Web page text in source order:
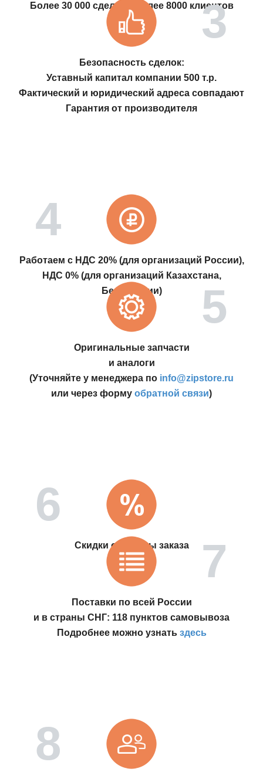
Более 30 000 сделок с более 8000 клиентов
Безопасность сделок:
Уставный капитал компании 500 т.р.
Фактический и юридический адреса совпадают
Гарантия от производителя
Работаем с НДС 20% (для организаций России),
НДС 0% (для организаций Казахстана,
Белоруссии)
Оригинальные запчасти
и аналоги
(Уточняйте у менеджера по info@zipstore.ru
или через форму обратной связи)
Скидки от суммы заказа
Поставки по всей России
и в страны СНГ: 118 пунктов самовывоза
Подробнее можно узнать здесь